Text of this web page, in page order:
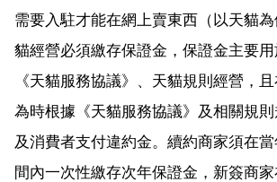
需要入駐才能在網上賣東西（以天貓
貓經營必須繳存保證金，保證金主要
《天貓服務協議》、天貓規則經營，
為時根據《天貓服務協議》及相關規
及消費者支付違約金。續約商家須在
間內一次性繳存次年保證金，新簽商